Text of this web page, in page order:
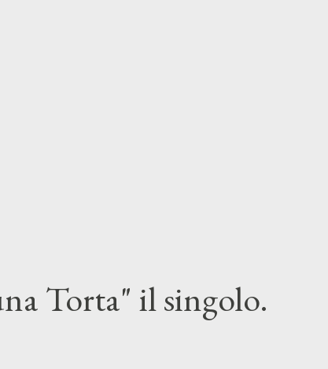
Torta" il singolo.